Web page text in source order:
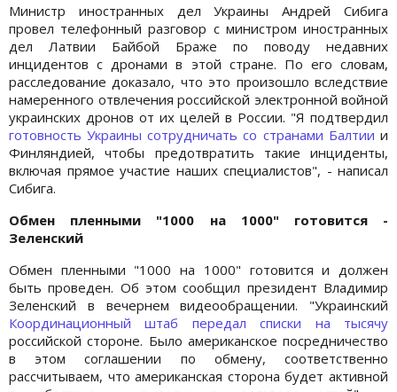
Министр иностранных дел Украины Андрей Сибига
провел телефонный разговор с министром иностранных
дел Латвии Байбой Браже по поводу недавних
инцидентов с дронами в этой стране. По его словам,
расследование доказало, что это произошло вследствие
намеренного отвлечения российской электронной войной
украинских дронов от их целей в России. "Я подтвердил
готовность Украины сотрудничать со странами Балтии и
Финляндией, чтобы предотвратить такие инциденты,
включая прямое участие наших специалистов", - написал
Сибига.
Обмен пленными "1000 на 1000" готовится -
Зеленский
Обмен пленными "1000 на 1000" готовится и должен
быть проведен. Об этом сообщил президент Владимир
Зеленский в вечернем видеообращении. "Украинский
Координационный штаб передал списки на тысячу
российской стороне. Было американское посредничество
в этом соглашении по обмену, соответственно
рассчитываем, что американская сторона будет активной